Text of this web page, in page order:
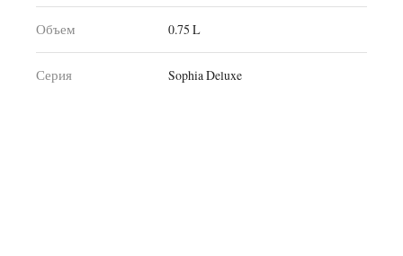
Объем 0.75 L
Серия Sophia Deluxe